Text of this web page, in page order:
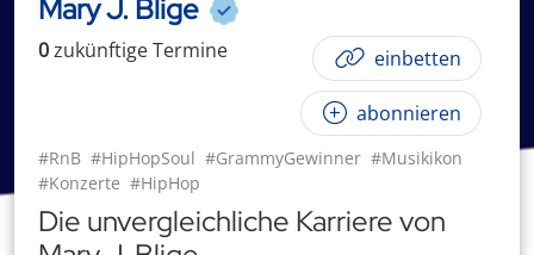
Mary J. Blige
0zukünftigeTermine einbetten
abonnieren
#RnB #HipHopSoul #GrammyGewinner #Musikikon
#Konzerte #HipHop
Die unvergleichliche Karriere von